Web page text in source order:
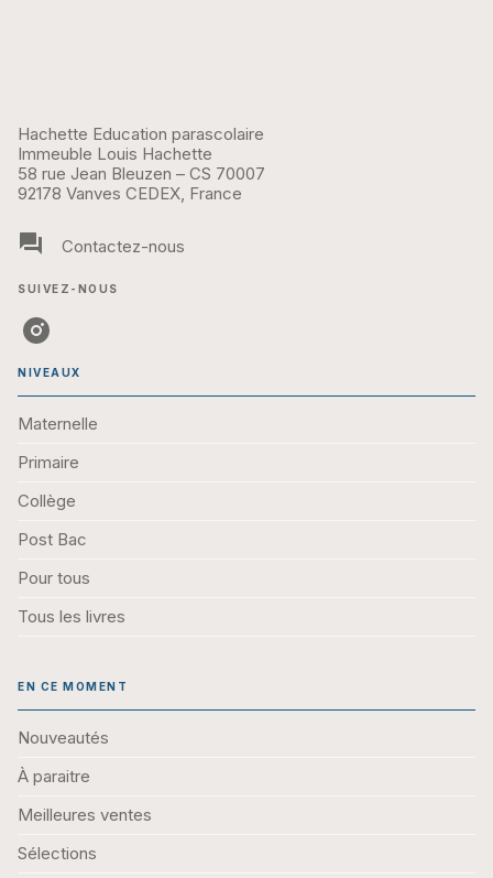
Hachette Education parascolaire
Immeuble Louis Hachette
58 rue Jean Bleuzen – CS 70007
92178 Vanves CEDEX, France
question_answer Contactez-nous
SUIVEZ-NOUS
NIVEAUX
Maternelle
Primaire
Collège
Post Bac
Pour tous
Tous les livres
EN CE MOMENT
Nouveautés
À paraitre
Meilleures ventes
Sélections